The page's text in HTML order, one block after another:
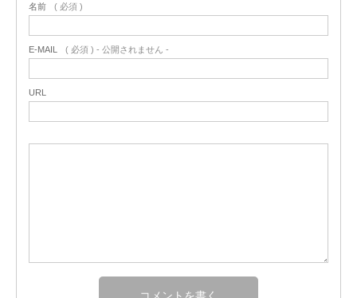
名前 ( 必須 )
E-MAIL ( 必須 ) - 公開されません -
URL